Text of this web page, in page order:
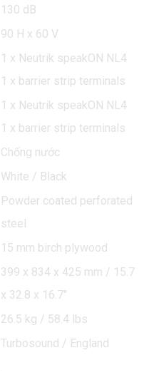
130 dB
90 H x 60 V
1 x Neutrik speakON NL4
1 x barrier strip terminals
1 x Neutrik speakON NL4
1 x barrier strip terminals
Chống nước
White / Black
Powder coated perforated
steel
15 mm birch plywood
399 x 834 x 425 mm / 15.7
x 32.8 x 16.7"
26.5 kg / 58.4 lbs
Turbosound / England